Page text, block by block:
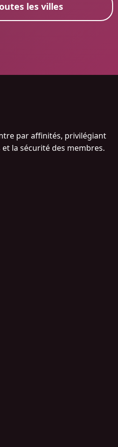
les villes
par affinités, privilégiant
la sécurité des membres.